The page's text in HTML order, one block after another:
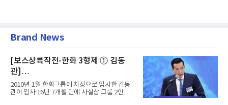
Brand News
[보스상륙작전-한화 3형제 ① 김동
관]
입사 16년 만에 수석부회장 … 경영승
계 ‘초읽기’
2010년 1월 한화그룹에 차장으로 입사한 김동
관이 입사 16년 7개월 만에 사실상 그룹 2인자